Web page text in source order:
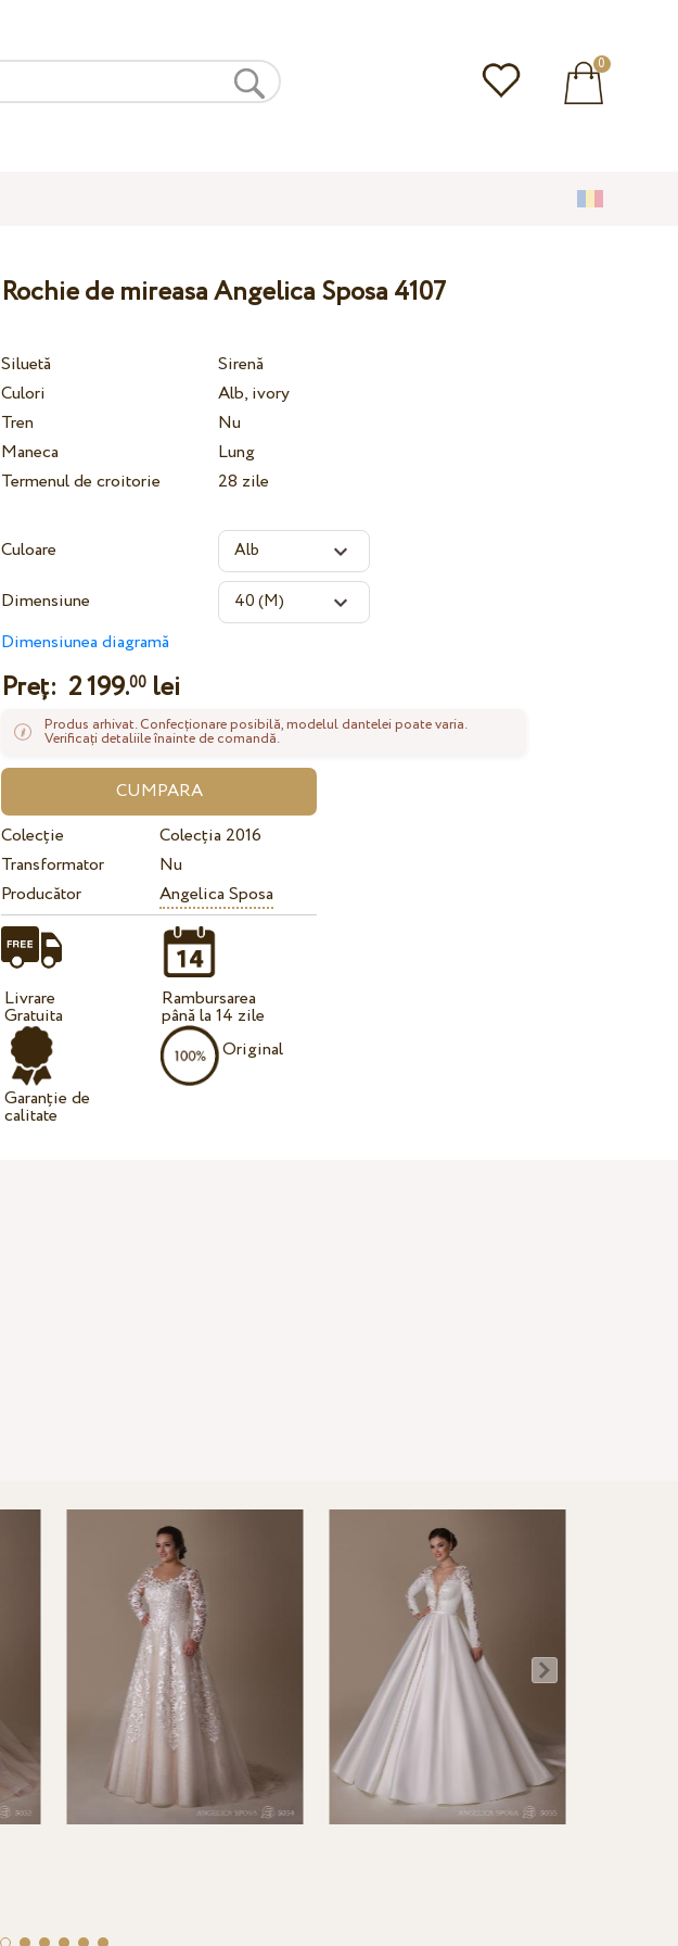
0
Rochie de mireasa Angelica Sposa 4107
Siluetă
Sirenă
Culori
Alb, ivory
Tren
Nu
Maneca
Lung
Termenul de croitorie
28 zile
Culoare
Dimensiune
Dimensiunea diagramă
Preț: 2 199.00 lei
Produs arhivat. Confecționare posibilă, modelul dantelei poate varia.
Verificați detaliile înainte de comandă.
Colecție
Colecția 2016
Transformator
Nu
Producător
Angelica Sposa
Livrare
Gratuita
Garanție de
calitate
Rambursarea
până la 14 zile
Original